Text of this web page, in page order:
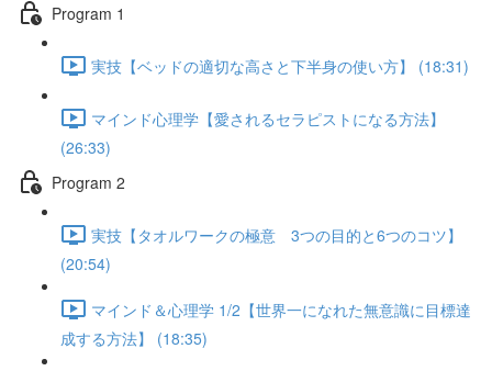
Program 1
実技【ベッドの適切な高さと下半身の使い方】 (18:31)
マインド心理学【愛されるセラピストになる方法】
(26:33)
Program 2
実技【タオルワークの極意 3つの目的と6つのコツ】
(20:54)
マインド＆心理学 1/2【世界一になれた無意識に目標達
成する方法】 (18:35)